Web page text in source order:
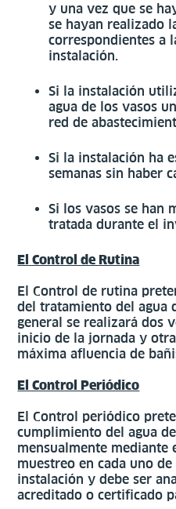
y una vez que se
se hayan realizado
correspondientes a
instalación.
Si la instalación
agua de los vasos
red de
Si la instalación ha
semanas sin haber
Si los vasos se han
tratada durante el
El Control de Rutina
El Control de rutina
del tratamiento del agua
general se realizará dos
inicio de la jornada y
máxima afluencia de
El Control Periódico
El Control periódico
cumplimiento del agua
mensualmente mediante
muestreo en cada uno
instalación y debe ser
acreditado o certificado